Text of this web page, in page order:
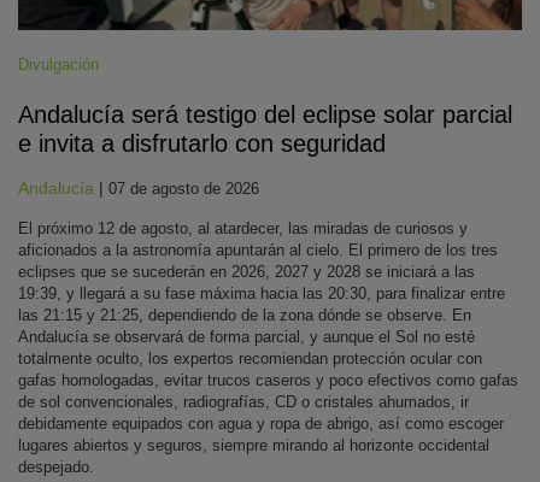
Divulgación
Andalucía será testigo del eclipse solar parcial
e invita a disfrutarlo con seguridad
Andalucía | 07 de agosto de 2026
El próximo 12 de agosto, al atardecer, las miradas de curiosos y
aficionados a la astronomía apuntarán al cielo. El primero de los tres
eclipses que se sucederán en 2026, 2027 y 2028 se iniciará a las
19:39, y llegará a su fase máxima hacia las 20:30, para finalizar entre
las 21:15 y 21:25, dependiendo de la zona dónde se observe. En
Andalucía se observará de forma parcial, y aunque el Sol no esté
totalmente oculto, los expertos recomiendan protección ocular con
gafas homologadas, evitar trucos caseros y poco efectivos como gafas
de sol convencionales, radiografías, CD o cristales ahumados, ir
debidamente equipados con agua y ropa de abrigo, así como escoger
lugares abiertos y seguros, siempre mirando al horizonte occidental
despejado.